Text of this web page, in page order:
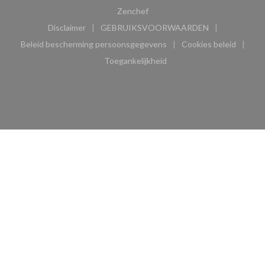
Zenchef((opent in een nieuw venster))
Disclaimer
((opent in een nieuw venster))
GEBRUIKSVOORWAARDEN
((opent in een nieuw
Beleid bescherming persoonsgegevens
((opent in een nieuw venster))
Cookies beleid
((opent in
Toegankelijkheid
((opent in een nieuw venster))